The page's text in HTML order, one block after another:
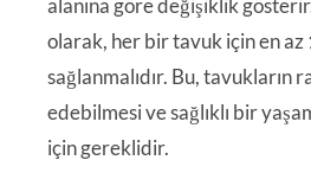
alanına göre değişiklik
olarak, her bir tavuk için en az
sağlanmalıdır. Bu, tavukların
edebilmesi ve sağlıklı bir
için gereklidir.